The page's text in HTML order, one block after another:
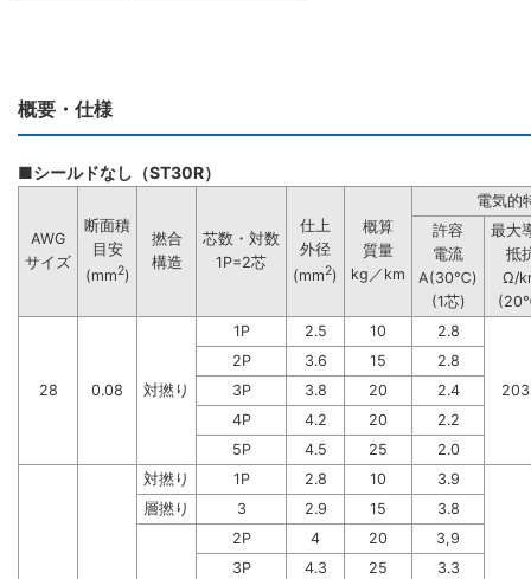
概要・仕様
■シールドなし（ST30R）
AWG
サイズ
断面積
目安
(mm2)
撚合
構造
芯数・対数
1P=2芯
仕上
外径
(mm2)
概算
質量
kg／km
電気的
許容
電流
A(30℃)
(1芯)
最大
抵
Ω/
28 0.08 対撚り
1P 2.5 10 2.8
2P 3.6 15
2.8
3P
3.8 20
2.4
4P
4.2 20
2.2
5P
4.5 25
2.0
対撚り
1P 2.8 10
3.9
層撚り
3 2.9 15
3.8
2P
4 20
3,9
3P
4.3 25 3.3